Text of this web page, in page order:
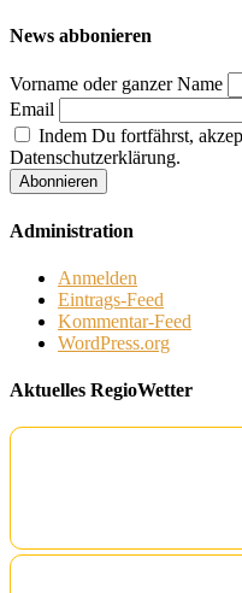
News abbonieren
Vorname oder ganzer Name
Email
Indem Du fortfährst,
Datenschutzerklärung.
Administration
Anmelden
Eintrags-Feed
Kommentar-Feed
WordPress.org
Aktuelles RegioWetter